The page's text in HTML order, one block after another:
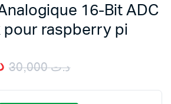
16-Bit ADC
pour raspberry pi
د.ت30,000
Original
Current